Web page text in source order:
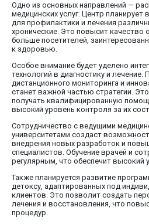
Одно из основных направлений —
медицинских услуг. Центр
для профилактики и лечения
хронические. Это повысит качество
больше посетителей,
к здоровью.
Особое внимание будет уделено
технологий в диагностику и
дистанционного мониторинга и
станет важной частью стратегии.
получать квалифицированную
высокий уровень контроля за их
Сотрудничество с ведущими
университетами создаст
внедрения новых разработок и
специалистов. Обучение врачей и
регулярным, что обеспечит высокий
Также планируется развитие
детоксу, адаптированных под
клиентов. Это позволит создать
лечения и восстановления, что
процедур.